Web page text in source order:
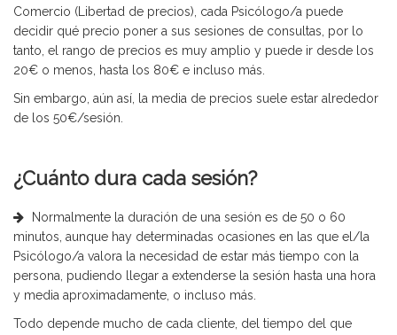
Comercio (Libertad de precios), cada Psicólogo/a puede
decidir qué precio poner a sus sesiones de consultas, por lo
tanto, el rango de precios es muy amplio y puede ir desde los
20€ o menos, hasta los 80€ e incluso más.
Sin embargo, aún así, la media de precios suele estar alrededor
de los 50€/sesión.
¿Cuánto dura cada sesión?
Normalmente la duración de una sesión es de 50 o 60
minutos, aunque hay determinadas ocasiones en las que el/la
Psicólogo/a valora la necesidad de estar más tiempo con la
persona, pudiendo llegar a extenderse la sesión hasta una hora
y media aproximadamente, o incluso más.
Todo depende mucho de cada cliente, del tiempo del que